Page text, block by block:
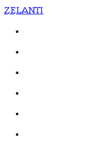
ZELANTI